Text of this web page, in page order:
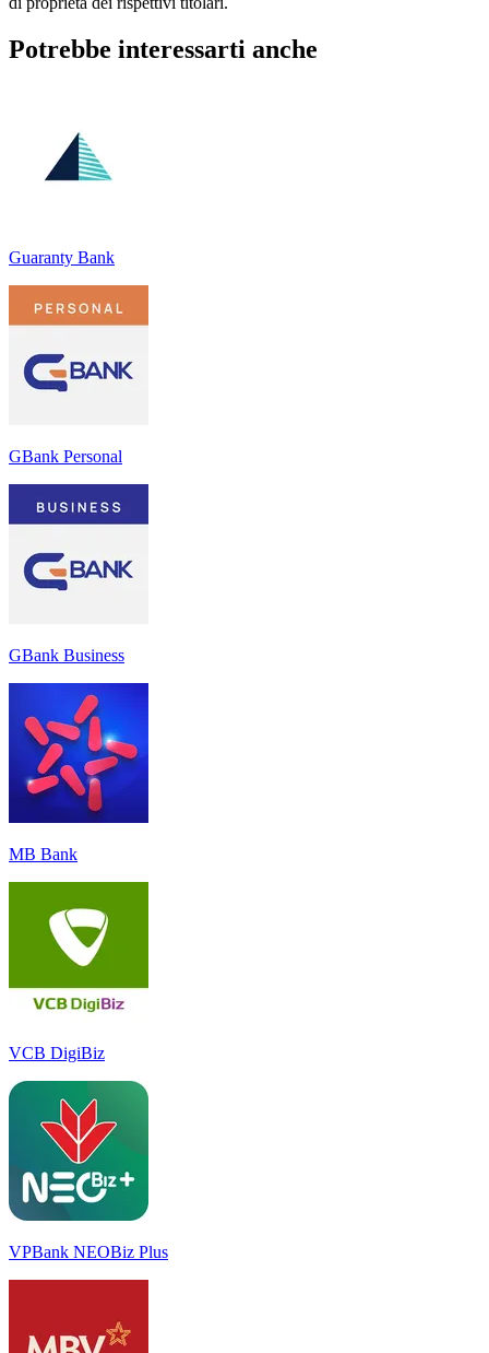
Potrebbe interessarti anche
Guaranty Bank
GBank Personal
GBank Business
MB Bank
VCB DigiBiz
VPBank NEOBiz Plus